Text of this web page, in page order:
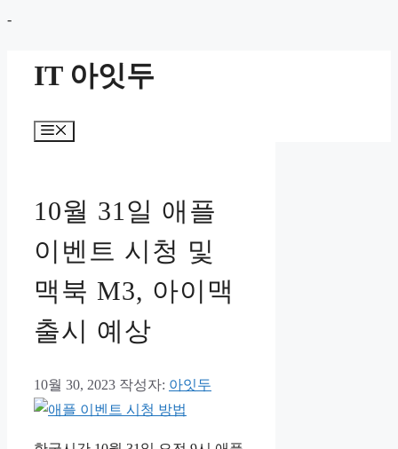
-컨
IT 아잇두
뉴
10월 31일 애플
이벤트 시청 및
맥북 M3, 아이맥
출시 예상
10월 30, 2023 작성자: 아잇두